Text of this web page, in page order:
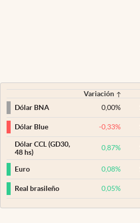
Variación
Dólar BNA
0,00%
Dólar Blue -0,33%
Dólar CCL (GD30,
48 hs)
0,87%
Euro 0,08%
Real brasileño 0,05%